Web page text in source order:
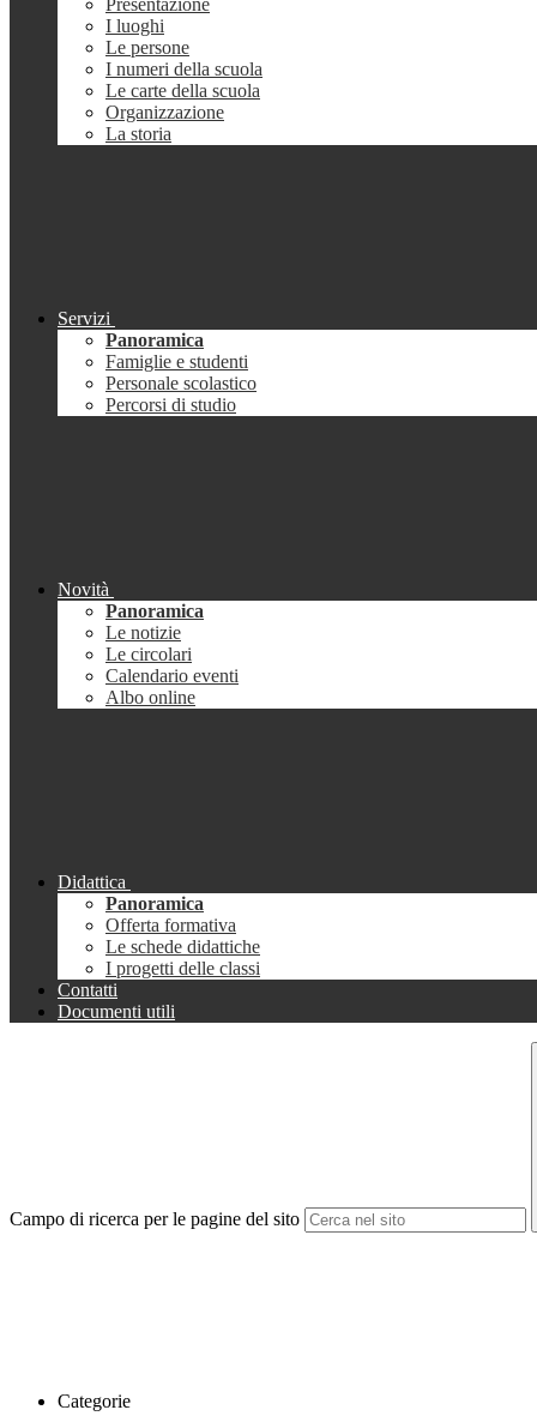
Presentazione
I luoghi
Le persone
I numeri della scuola
Le carte della scuola
Organizzazione
La storia
Servizi
Panoramica
Famiglie e studenti
Personale scolastico
Percorsi di studio
Novità
Panoramica
Le notizie
Le circolari
Calendario eventi
Albo online
Didattica
Panoramica
Offerta formativa
Le schede didattiche
I progetti delle classi
Contatti
Documenti utili
Campo di ricerca per le pagine del sito
Categorie